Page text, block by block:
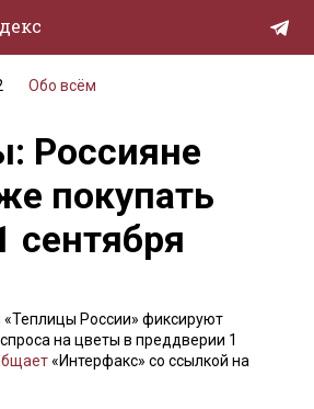
Обо всём
Россияне
покупать
сентября
России» фиксируют
на цветы в преддверии 1
«Интерфакс» со ссылкой на